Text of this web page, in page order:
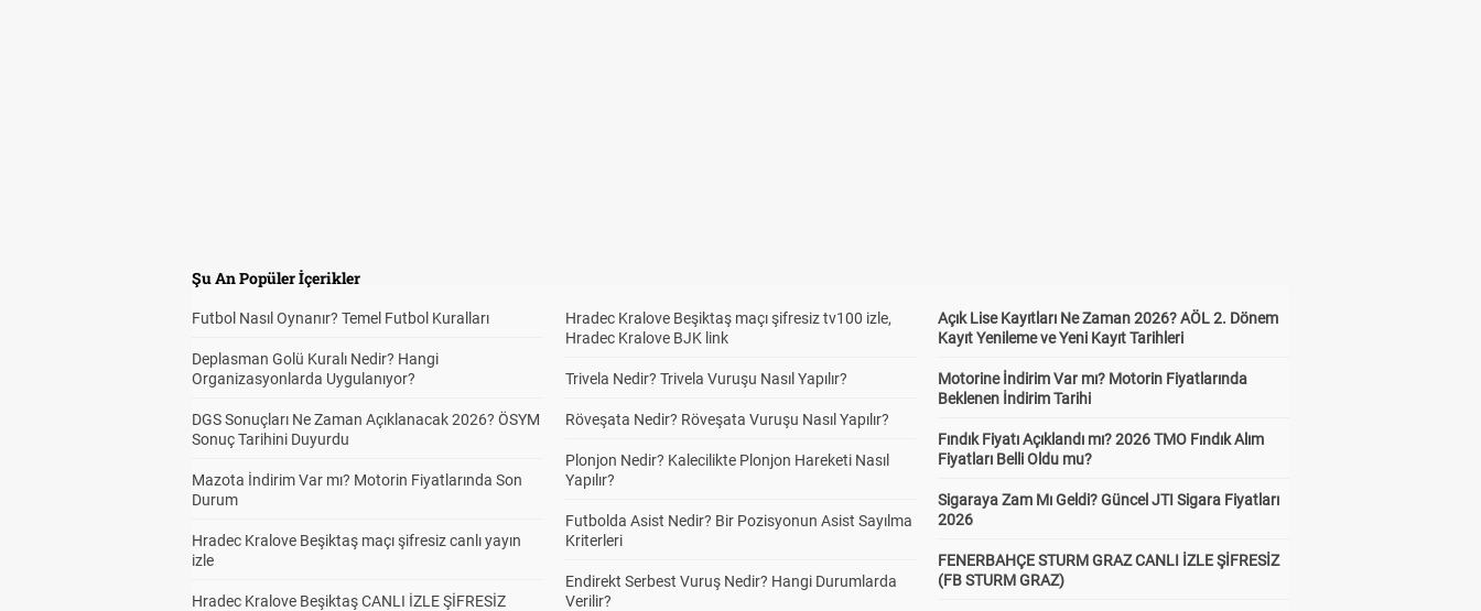
Şu An Popüler İçerikler
Futbol Nasıl Oynanır? Temel Futbol Kuralları
Deplasman Golü Kuralı Nedir? Hangi
Organizasyonlarda Uygulanıyor?
DGS Sonuçları Ne Zaman Açıklanacak 2026? ÖSYM
Sonuç Tarihini Duyurdu
Mazota İndirim Var mı? Motorin Fiyatlarında Son
Durum
Hradec Kralove Beşiktaş maçı şifresiz canlı yayın
izle
Hradec Kralove Beşiktaş CANLI İZLE ŞİFRESİZ
Hradec Kralove Beşiktaş maçı şifresiz tv100 izle,
Hradec Kralove BJK link
Trivela Nedir? Trivela Vuruşu Nasıl Yapılır?
Röveşata Nedir? Röveşata Vuruşu Nasıl Yapılır?
Plonjon Nedir? Kalecilikte Plonjon Hareketi Nasıl
Yapılır?
Futbolda Asist Nedir? Bir Pozisyonun Asist Sayılma
Kriterleri
Endirekt Serbest Vuruş Nedir? Hangi Durumlarda
Verilir?
Açık Lise Kayıtları Ne Zaman 2026? AÖL 2. Dönem
Kayıt Yenileme ve Yeni Kayıt Tarihleri
Motorine İndirim Var mı? Motorin Fiyatlarında
Beklenen İndirim Tarihi
Fındık Fiyatı Açıklandı mı? 2026 TMO Fındık Alım
Fiyatları Belli Oldu mu?
Sigaraya Zam Mı Geldi? Güncel JTI Sigara Fiyatları
2026
FENERBAHÇE STURM GRAZ CANLI İZLE ŞİFRESİZ
(FB STURM GRAZ)